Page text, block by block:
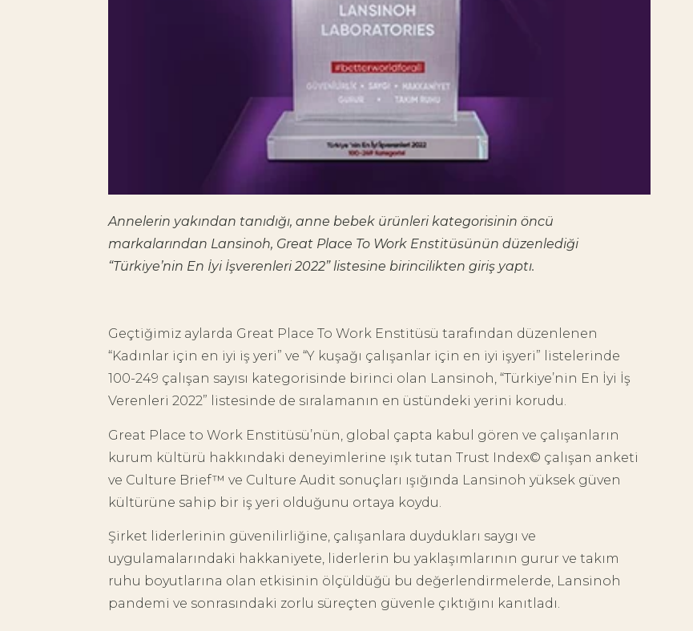
Annelerin yakından tanıdığı, anne bebek ürünleri kategorisinin öncü
markalarından Lansinoh, Great Place To Work Enstitüsünün düzenlediği
“Türkiye’nin En İyi İşverenleri 2022” listesine birincilikten giriş yaptı.
Geçtiğimiz aylarda Great Place To Work Enstitüsü tarafından düzenlenen
“Kadınlar için en iyi iş yeri” ve “Y kuşağı çalışanlar için en iyi işyeri” listelerinde
100-249 çalışan sayısı kategorisinde birinci olan Lansinoh, “Türkiye’nin En İyi İş
Verenleri 2022” listesinde de sıralamanın en üstündeki yerini korudu.
Great Place to Work Enstitüsü’nün, global çapta kabul gören ve çalışanların
kurum kültürü hakkındaki deneyimlerine ışık tutan Trust Index© çalışan anketi
ve Culture Brief™ ve Culture Audit sonuçları ışığında Lansinoh yüksek güven
kültürüne sahip bir iş yeri olduğunu ortaya koydu.
Şirket liderlerinin güvenilirliğine, çalışanlara duydukları saygı ve
uygulamalarındaki hakkaniyete, liderlerin bu yaklaşımlarının gurur ve takım
ruhu boyutlarına olan etkisinin ölçüldüğü bu değerlendirmelerde, Lansinoh
pandemi ve sonrasındaki zorlu süreçten güvenle çıktığını kanıtladı.
Doula Nedir, Ne Yapar?
Doula Hakkında
Doğum yaklaştıkça pek
çok anne adayının
aklında benzer bir soru
beliriyor: "Bu süreçte